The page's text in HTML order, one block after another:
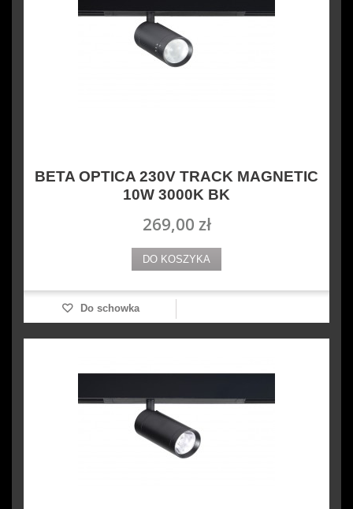
BETA OPTICA 230V TRACK MAGNETIC
10W 3000K BK
269,00 zł
DO KOSZYKA
Do schowka